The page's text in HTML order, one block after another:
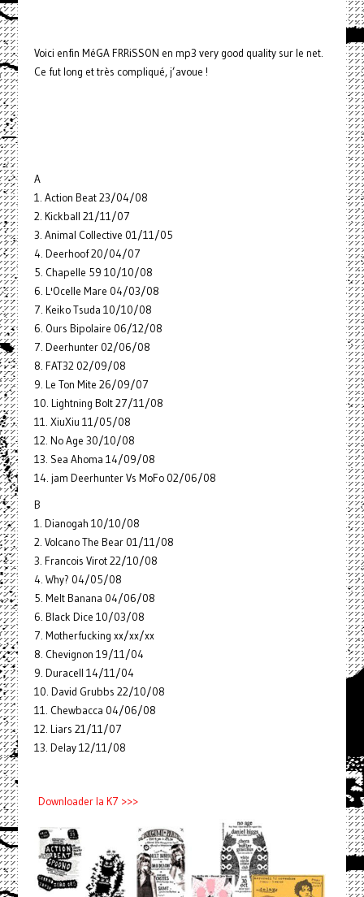
Voici enfin MéGA FRRiSSON en mp3 very good quality sur le net.
Ce fut long et très compliqué, j’avoue !
A
1. Action Beat 23/04/08
2. Kickball 21/11/07
3. Animal Collective 01/11/05
4. Deerhoof 20/04/07
5. Chapelle 59 10/10/08
6. L'Ocelle Mare 04/03/08
7. Keiko Tsuda 10/10/08
6. Ours Bipolaire 06/12/08
7. Deerhunter 02/06/08
8. FAT32 02/09/08
9. Le Ton Mite 26/09/07
10. Lightning Bolt 27/11/08
11. XiuXiu 11/05/08
12. No Age 30/10/08
13. Sea Ahoma 14/09/08
14. jam Deerhunter Vs MoFo 02/06/08
B
1. Dianogah 10/10/08
2. Volcano The Bear 01/11/08
3. Francois Virot 22/10/08
4. Why? 04/05/08
5. Melt Banana 04/06/08
6. Black Dice 10/03/08
7. Motherfucking xx/xx/xx
8. Chevignon 19/11/04
9. Duracell 14/11/04
10. David Grubbs 22/10/08
11. Chewbacca 04/06/08
12. Liars 21/11/07
13. Delay 12/11/08
Downloader la K7 >>>